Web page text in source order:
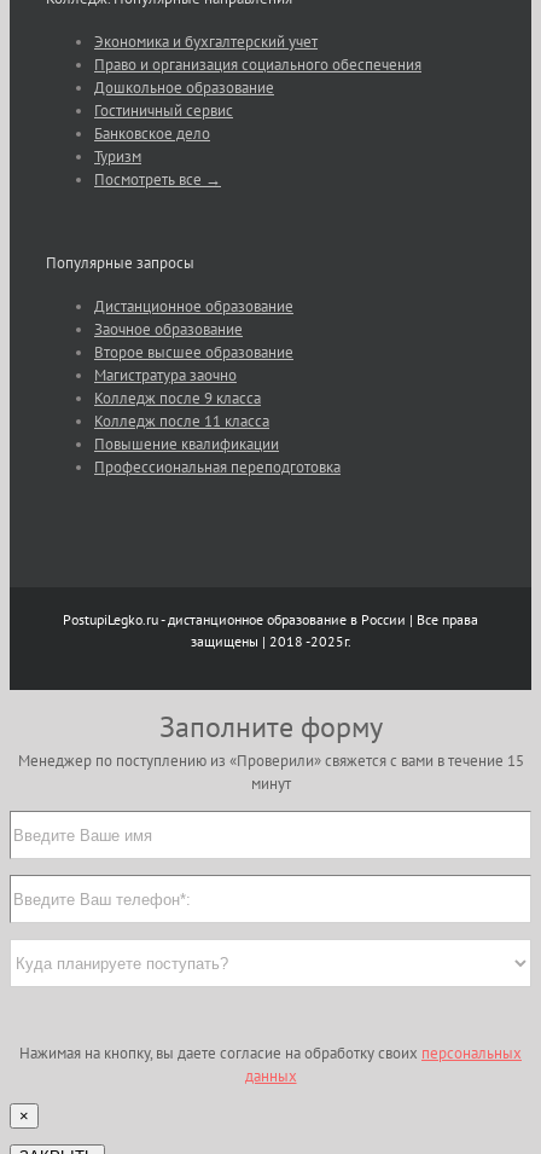
Экономика и бухгалтерский учет
Право и организация социального обеспечения
Дошкольное образование
Гостиничный сервис
Банковское дело
Туризм
Посмотреть все →
Популярные запросы
Дистанционное образование
Заочное образование
Второе высшее образование
Магистратура заочно
Колледж после 9 класса
Колледж после 11 класса
Повышение квалификации
Профессиональная переподготовка
PostupiLegko.ru - дистанционное образование в России | Все права
защищены | 2018 -2025г.
Заполните форму
Менеджер по поступлению из «Проверили» свяжется с вами в течение 15
минут
Нажимая на кнопку, вы даете согласие на обработку своих персональных
данных
×